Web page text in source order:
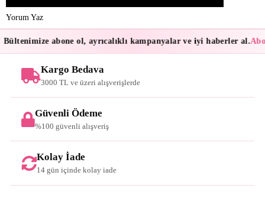
Yorum Yaz
Bültenimize abone ol, ayrıcalıklı kampanyalar ve iyi haberler al.
Kargo Bedava
3000 TL ve üzeri alışverişlerde
Güvenli Ödeme
%100 güvenli alışveriş
Kolay İade
14 gün içinde kolay iade